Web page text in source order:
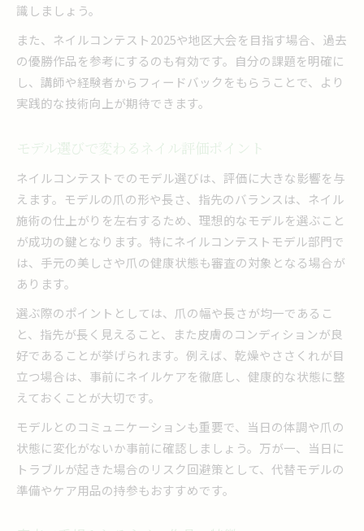
識しましょう。
また、ネイルコンテスト2025や地区大会を目指す場合、過去
の優勝作品を参考にするのも有効です。自分の課題を明確に
し、講師や経験者からフィードバックをもらうことで、より
実践的な技術向上が期待できます。
モデル選びで変わるネイル評価ポイント
ネイルコンテストでのモデル選びは、評価に大きな影響を与
えます。モデルの爪の形や長さ、指先のバランスは、ネイル
施術の仕上がりを左右するため、理想的なモデルを選ぶこと
が成功の鍵となります。特にネイルコンテストモデル部門で
は、手元の美しさや爪の健康状態も審査の対象となる場合が
あります。
選ぶ際のポイントとしては、爪の幅や長さが均一であるこ
と、指先が長く見えること、また皮膚のコンディションが良
好であることが挙げられます。例えば、乾燥やささくれが目
立つ場合は、事前にネイルケアを徹底し、健康的な状態に整
えておくことが大切です。
モデルとのコミュニケーションも重要で、当日の体調や爪の
状態に変化がないか事前に確認しましょう。万が一、当日に
トラブルが起きた場合のリスク回避策として、代替モデルの
準備やケア用品の持参もおすすめです。